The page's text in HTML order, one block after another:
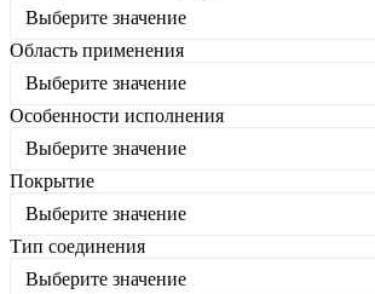
Выберите значение
Область применения
Выберите значение
Особенности исполнения
Выберите значение
Покрытие
Выберите значение
Тип соединения
Выберите значение